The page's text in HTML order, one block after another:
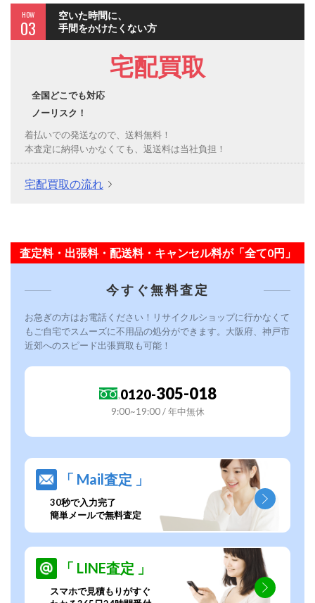
HOW
03
空いた時間に、
手間をかけたくない方
宅配買取
全国どこでも対応
ノーリスク！
着払いでの発送なので、送料無料！
本査定に納得いかなくても、返送料は当社負担！
宅配買取の流れ
査定料・出張料・配送料・キャンセル料が「全て0円」
今すぐ無料査定
お急ぎの方はお電話ください！リサイクルショップに行かなくて
もご自宅でスムーズに不用品の処分ができます。大阪府、神戸市
近郊へのスピード出張買取も可能！
0120-305-018
9:00~19:00 / 年中無休
「 Mail査定 」
30秒で入力完了
簡単メールで無料査定
「 LINE査定 」
スマホで見積もりがすぐ